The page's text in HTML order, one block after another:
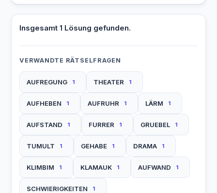
Insgesamt 1 Lösung gefunden.
VERWANDTE RÄTSELFRAGEN
AUFREGUNG 1 THEATER 1
AUFHEBEN 1 AUFRUHR 1 LÄRM 1
AUFSTAND 1 FURRER 1 GRUEBEL 1
TUMULT 1 GEHABE 1 DRAMA 1
KLIMBIM 1 KLAMAUK 1 AUFWAND 1
SCHWIERIGKEITEN 1